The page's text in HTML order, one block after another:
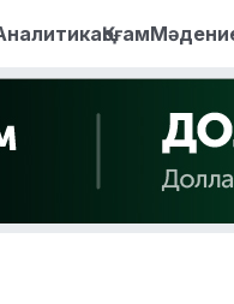
Қоғам